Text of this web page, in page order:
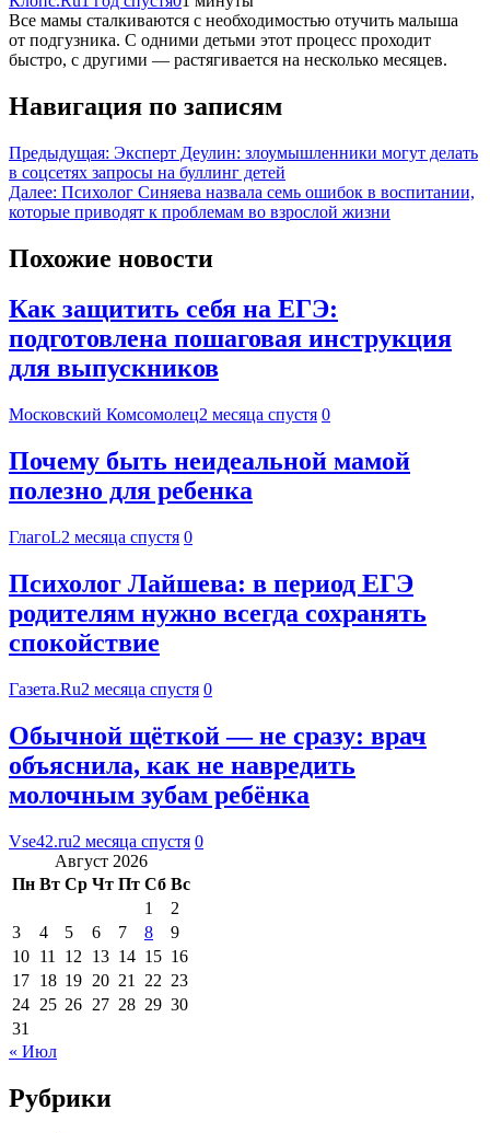
Все мамы сталкиваются с необходимостью отучить малыша
от подгузника. С одними детьми этот процесс проходит
быстро, с другими — растягивается на несколько месяцев.
Навигация по записям
Предыдущая: Эксперт Деулин: злоумышленники могут делать
в соцсетях запросы на буллинг детей
Далее: Психолог Синяева назвала семь ошибок в воспитании,
которые приводят к проблемам во взрослой жизни
Похожие новости
Как защитить себя на ЕГЭ:
подготовлена пошаговая инструкция
для выпускников
Московский Комсомолец2 месяца спустя 0
Почему быть неидеальной мамой
полезно для ребенка
ГлагоL2 месяца спустя 0
Психолог Лайшева: в период ЕГЭ
родителям нужно всегда сохранять
спокойствие
Газета.Ru2 месяца спустя 0
Обычной щёткой — не сразу: врач
объяснила, как не навредить
молочным зубам ребёнка
Vse42.ru2 месяца спустя 0
Август 2026
Пн Вт Ср Чт Пт Сб Вс
1
2
3
4 5 6 7 8
9
10 11 12 13 14 15 16
17 18 19 20 21 22 23
24 25 26 27 28 29 30
31
« Июл
Рубрики